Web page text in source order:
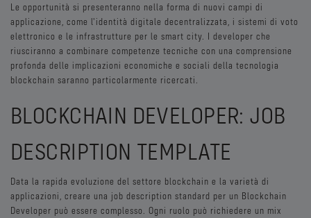
Le opportunità si presenteranno nella forma di nuovi campi di
applicazione, come l'identità digitale decentralizzata, i sistemi di voto
elettronico e le infrastrutture per le smart city. I developer che
riusciranno a combinare competenze tecniche con una comprensione
profonda delle implicazioni economiche e sociali della tecnologia
blockchain saranno particolarmente ricercati.
BLOCKCHAIN DEVELOPER: JOB
DESCRIPTION TEMPLATE
Data la rapida evoluzione del settore blockchain e la varietà di
applicazioni, creare una job description standard per un Blockchain
Developer può essere complesso. Ogni ruolo può richiedere un mix